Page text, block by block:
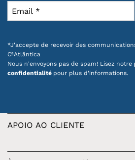
*J'accepte de recevoir des
CªAtlântica
Nous n'envoyons pas de spam! Lisez notre
confidentialité pour plus d'informations.
APOIO AO CLIENTE